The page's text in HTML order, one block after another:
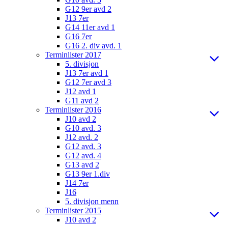
G12 9er avd 2
J13 7er
G14 11er avd 1
G16 7er
G16 2. div avd. 1
Terminlister 2017
5. divisjon
J13 7er avd 1
G12 7er avd 3
J12 avd 1
G11 avd 2
Terminlister 2016
J10 avd 2
G10 avd. 3
J12 avd. 2
G12 avd. 3
G12 avd. 4
G13 avd 2
G13 9er 1.div
J14 7er
J16
5. divisjon menn
Terminlister 2015
J10 avd 2